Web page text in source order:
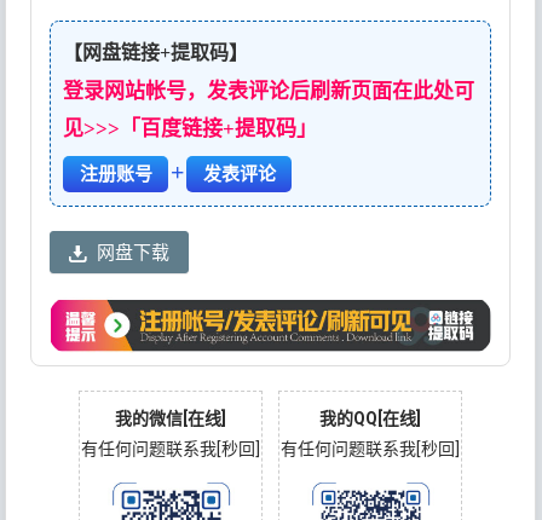
【网盘链接+提取码】
登录网站帐号，发表评论后刷新页面在此处可
见>>>「百度链接+提取码」
注册账号 + 发表评论
网盘下载
我的微信[在线]
有任何问题联系我[秒回]
我的QQ[在线]
有任何问题联系我[秒回]